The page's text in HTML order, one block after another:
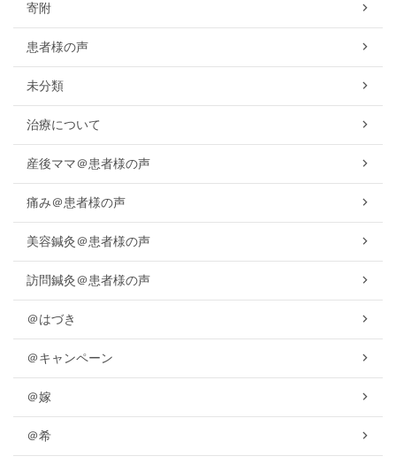
寄附
患者様の声
未分類
治療について
産後ママ＠患者様の声
痛み＠患者様の声
美容鍼灸＠患者様の声
訪問鍼灸＠患者様の声
＠はづき
＠キャンペーン
＠嫁
＠希